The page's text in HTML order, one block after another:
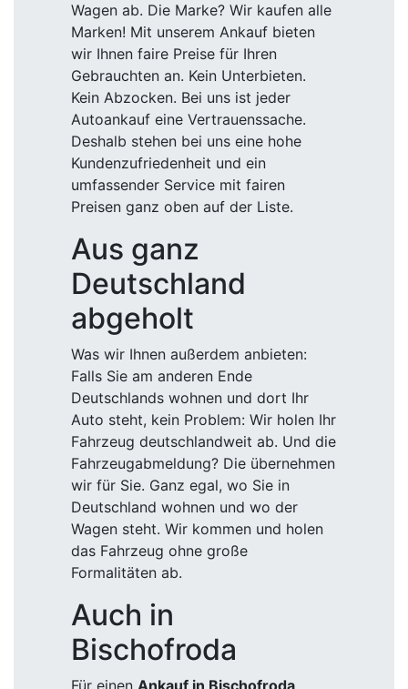
Wagen ab. Die Marke? Wir kaufen alle
Marken! Mit unserem Ankauf bieten
wir Ihnen faire Preise für Ihren
Gebrauchten an. Kein Unterbieten.
Kein Abzocken. Bei uns ist jeder
Autoankauf eine Vertrauenssache.
Deshalb stehen bei uns eine hohe
Kundenzufriedenheit und ein
umfassender Service mit fairen
Preisen ganz oben auf der Liste.
Aus ganz
Deutschland
abgeholt
Was wir Ihnen außerdem anbieten:
Falls Sie am anderen Ende
Deutschlands wohnen und dort Ihr
Auto steht, kein Problem: Wir holen Ihr
Fahrzeug deutschlandweit ab. Und die
Fahrzeugabmeldung? Die übernehmen
wir für Sie. Ganz egal, wo Sie in
Deutschland wohnen und wo der
Wagen steht. Wir kommen und holen
das Fahrzeug ohne große
Formalitäten ab.
Auch in
Bischofroda
Für einen Ankauf in Bischofroda